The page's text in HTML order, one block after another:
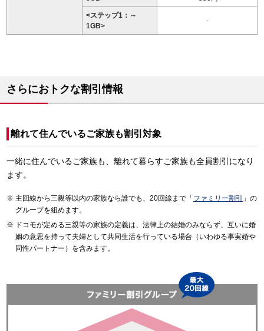
<ステップ1：～
1GB>
-
さらにおトクな割引情報
離れて住んでいるご家族も割引対象
一緒に住んでいるご家族も、離れて暮らすご家族も全員割引になり
ます。
主回線から三親等以内の家族なら誰でも、20回線まで「 ファミリー割引
」の
グループを組めます。
ドコモが定める三親等の家族の定義は、法律上の結婚のみならず、互いに婚
姻の意思を持って夫婦として共同生活を行っている場合（いわゆる事実婚や
同性パートナー）を含みます。